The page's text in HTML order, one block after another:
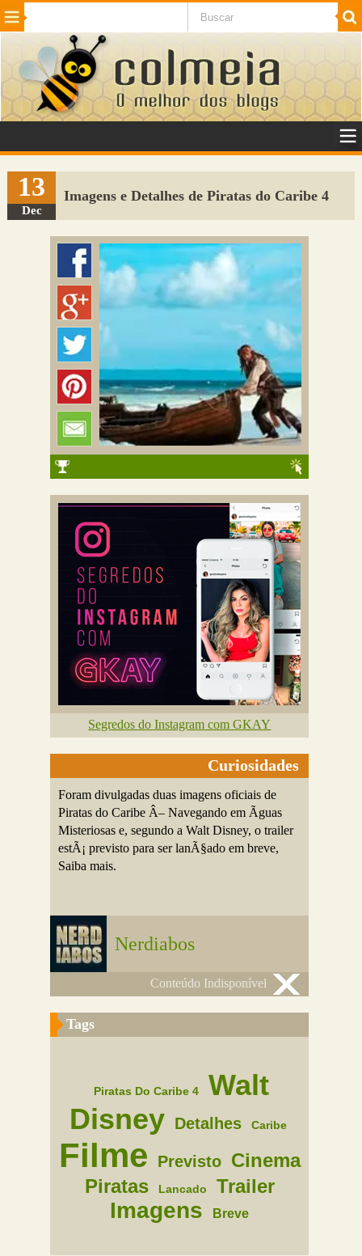
Beleza Cinema e TV
Internet Jogos NotÃ­cias SaÃºde
VeÃ­culos Adulto
Sugerir Link
Adicionar Blog
Colmeia Exchange
Perguntas Frequentes
13
Dec
Imagens e Detalhes de Piratas do Caribe 4
Segredos do Instagram com GKAY
Curiosidades
Foram divulgadas duas imagens oficiais de
Piratas do Caribe Â– Navegando em Ãguas
Misteriosas e, segundo a Walt Disney, o trailer
estÃ¡ previsto para ser lanÃ§ado em breve,
Saiba mais.
Nerdiabos
Conteúdo Indisponível
Tags
Piratas Do Caribe 4
Walt
Disney
Detalhes Caribe
Filme Previsto
Cinema
Piratas
Lancado Trailer
Imagens Breve